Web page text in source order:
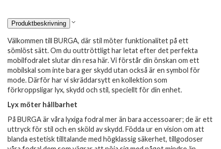
Produktbeskrivning
Välkommen till BURGA, där stil möter funktionalitet på ett
sömlöst sätt. Om du outtröttligt har letat efter det perfekta
mobilfodralet slutar din resa här. Vi förstår din önskan om ett
mobilskal som inte bara ger skydd utan också är en symbol för
mode. Därför har vi skräddarsytt en kollektion som
förkroppsligar lyx, skydd och stil, speciellt för din enhet.
Lyx möter hållbarhet
På BURGA är våra lyxiga fodral mer än bara accessoarer; de är ett
uttryck för stil och en sköld av skydd. Födda ur en vision om att
blanda estetisk tilltalande med högklassig säkerhet, tillgodoser